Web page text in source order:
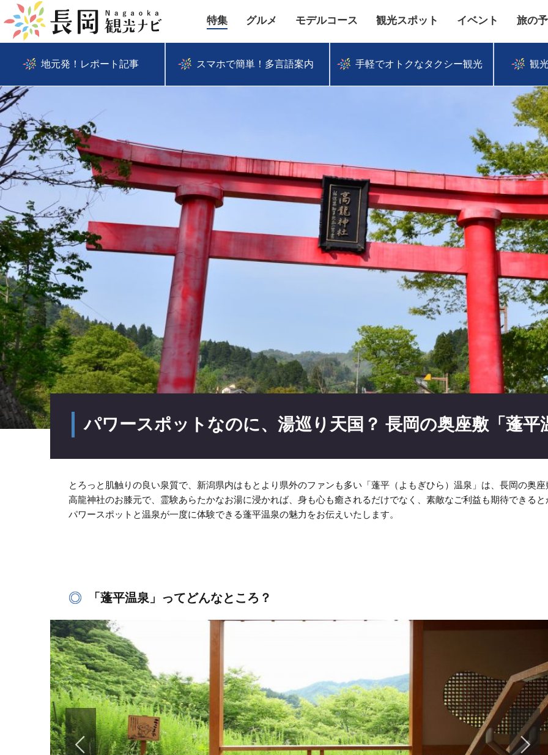
特集 グルメ モデルコース 観光スポット イベント 旅の
地元発！レポート記事 スマホで簡単！多言語案内 手軽でオトクなタクシー観光 観
パワースポットなのに、湯巡り天国？ 長岡の奥座敷「蓬平
とろっと肌触りの良い泉質で、新潟県内はもとより県外のファンも多い「蓬平（よもぎひら）温泉」は、長岡の奥
高龍神社のお膝元で、霊験あらたかなお湯に浸かれば、身も心も癒されるだけでなく、素敵なご利益も期待できると
パワースポットと温泉が一度に体験できる蓬平温泉の魅力をお伝えいたします。
「蓬平温泉」ってどんなところ？